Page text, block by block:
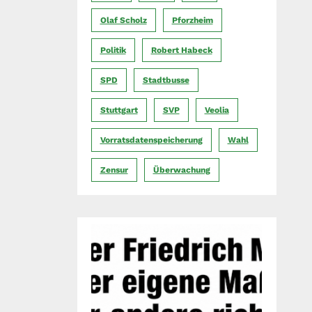
Olaf Scholz Pforzheim
Politik Robert Habeck
SPD Stadtbusse
Stuttgart SVP Veolia
Vorratsdatenspeicherung Wahl
Zensur Überwachung